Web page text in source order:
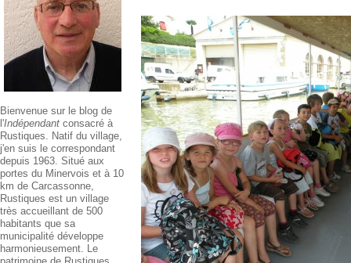
Bienvenue sur le blog de
l'Indépendant consacré à
Rustiques. Natif du village,
j'en suis le correspondant
depuis 1963. Situé aux
portes du Minervois et à 10
km de Carcassonne,
Rustiques est un village
très accueillant de 500
habitants que sa
municipalité développe
harmonieusement. Le